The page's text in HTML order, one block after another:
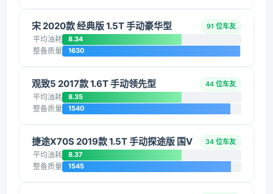
宋 2020款 经典版 1.5T 手动豪华型 91 位车友
平均油耗 8.34
整备质量 1630
观致5 2017款 1.6T 手动领先型 44 位车友
平均油耗 8.35
整备质量 1540
捷途X70S 2019款 1.5T 手动探途版 国V 34 位车友
平均油耗 8.37
整备质量 1545